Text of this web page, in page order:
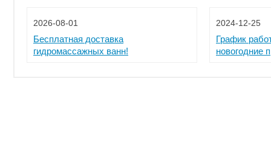
2026-08-01
Бесплатная доставка
гидромассажных ванн!
2024-12-25
График
новогодние